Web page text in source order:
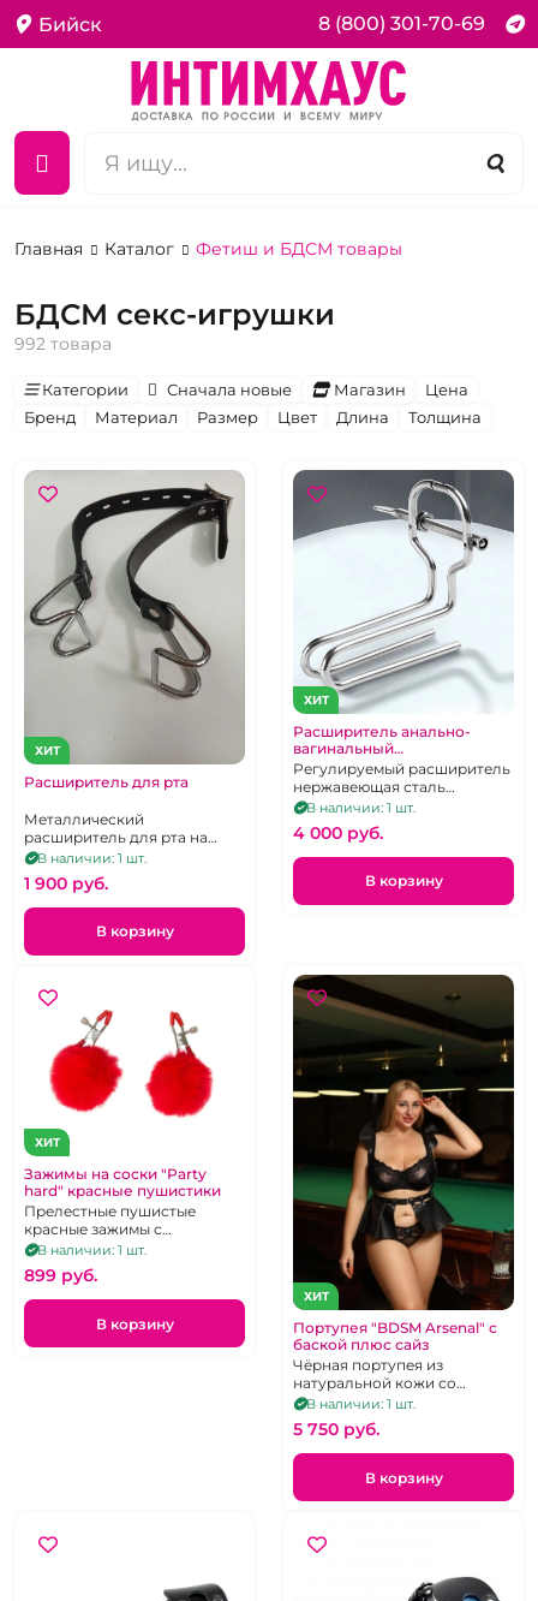
Бийск 8 (800) 301-70-69
Главная Каталог Фетиш и БДСМ товары
БДСМ секс-игрушки
992 товара
Категории Сначала новые Магазин
Цена
Бренд
Материал Размер Цвет Длина Толщина
ХИТ
Расширитель для рта
Металлический
расширитель для рта на
ремешке
В наличии: 1 шт.
1 900 pуб.
В корзину
ХИТ
Расширитель анально-
вагинальный
профессианальный
Регулируемый расширитель
нержавеющая сталь
большой
В наличии: 1 шт.
4 000 pуб.
В корзину
ХИТ
Зажимы на соски "Party
hard" красные пушистики
Прелестные пушистые
красные зажимы с
винтиками
В наличии: 1 шт.
899 pуб.
В корзину
ХИТ
Портупея "BDSM Arsenal" с
баской плюс сайз
Чёрная портупея из
натуральной кожи со
съёмной баской, размер XL
В наличии: 1 шт.
5 750 pуб.
В корзину